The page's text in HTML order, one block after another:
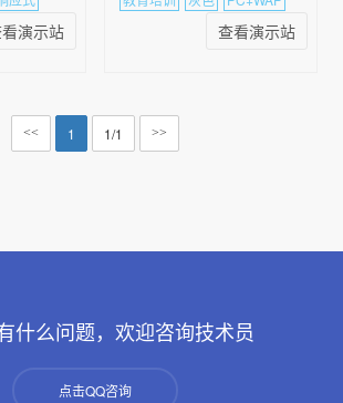
演示站 查看演示站
<< 1 1/1 >>
什么问题，欢迎咨询技术员
点击QQ咨询